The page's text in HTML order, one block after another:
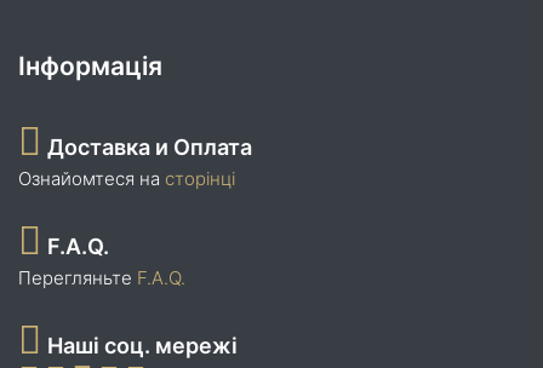
Інформація
Доставка и Оплата
Ознайомтеся на сторінці
F.A.Q.
Перегляньте F.A.Q.
Наші соц. мережі